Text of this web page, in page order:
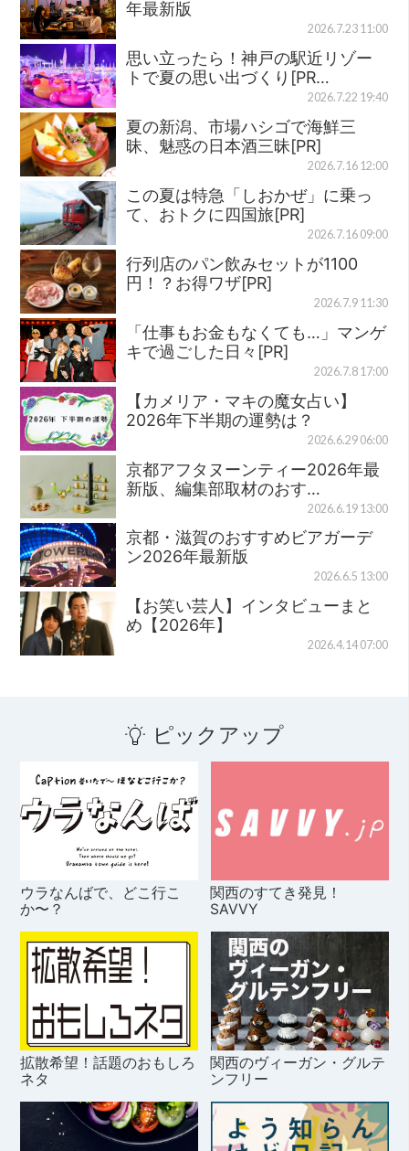
年最新版
2026.7.23 11:00
思い立ったら！神戸の駅近リゾー
トで夏の思い出づくり[PR…
2026.7.22 19:40
夏の新潟、市場ハシゴで海鮮三
昧、魅惑の日本酒三昧[PR]
2026.7.16 12:00
この夏は特急「しおかぜ」に乗っ
て、おトクに四国旅[PR]
2026.7.16 09:00
行列店のパン飲みセットが1100
円！？お得ワザ[PR]
2026.7.9 11:30
「仕事もお金もなくても…」マンゲ
キで過ごした日々[PR]
2026.7.8 17:00
【カメリア・マキの魔女占い】
2026年下半期の運勢は？
2026.6.29 06:00
京都アフタヌーンティー2026年最
新版、編集部取材のおす…
2026.6.19 13:00
京都・滋賀のおすすめビアガーデ
ン2026年最新版
2026.6.5 13:00
【お笑い芸人】インタビューまと
め【2026年】
2026.4.14 07:00
ピックアップ
ウラなんばで、どこ行こ
か〜？
関西のすてき発見！
SAVVY
拡散希望！話題のおもしろ
ネタ
関西のヴィーガン・グルテ
ンフリー